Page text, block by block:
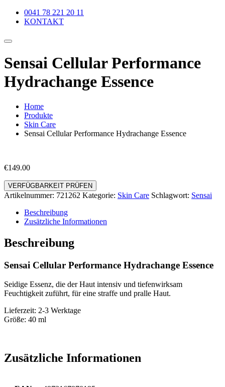
0041 78 221 20 11
KONTAKT
Sensai Cellular Performance
Hydrachange Essence
Home
Produkte
Skin Care
Sensai Cellular Performance Hydrachange Essence
€149.00
VERFÜGBARKEIT PRÜFEN
Artikelnummer: 721262 Kategorie: Skin Care Schlagwort: Sensai
Beschreibung
Zusätzliche Informationen
Beschreibung
Sensai Cellular Performance Hydrachange Essence
Seidige Essenz, die der Haut intensiv und tiefenwirksam
Feuchtigkeit zuführt, für eine straffe und pralle Haut.
Lieferzeit: 2-3 Werktage
Größe: 40 ml
Zusätzliche Informationen